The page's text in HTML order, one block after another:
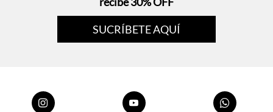
SUCRÍBETE AQUÍ